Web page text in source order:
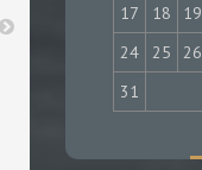
17
18 19
24
25 26
31